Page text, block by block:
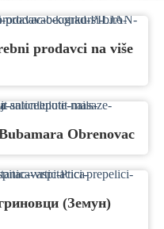
prodavci na više
Obrenovac
(Земун)